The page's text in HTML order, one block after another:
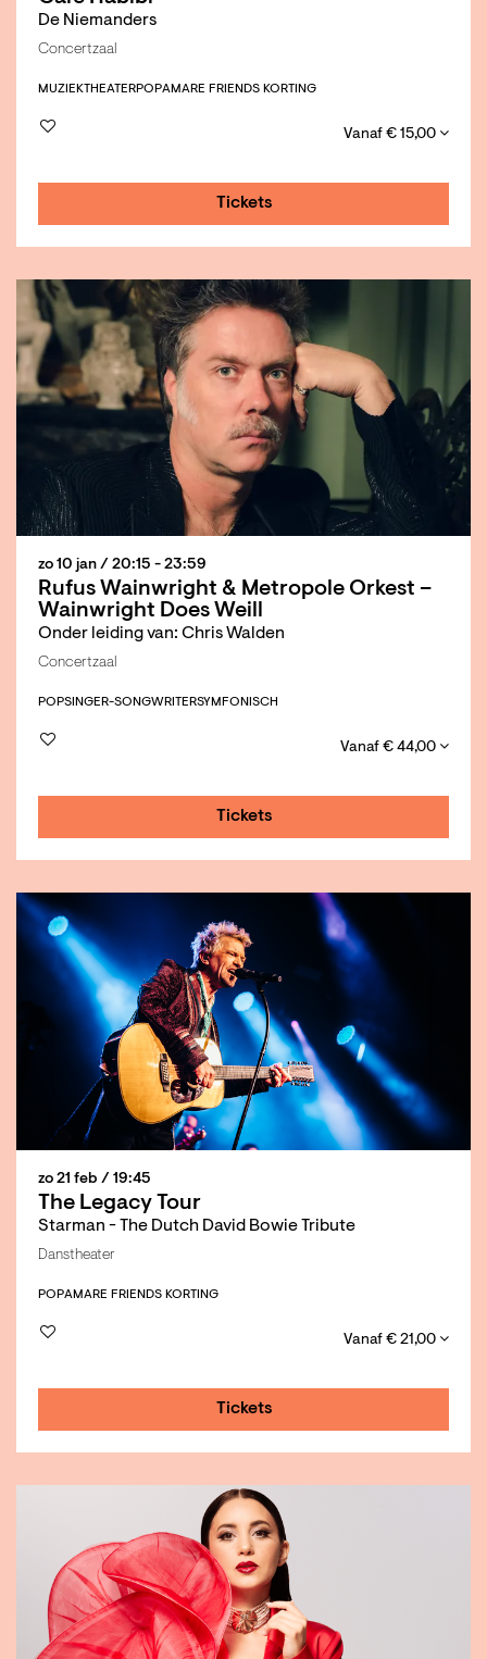
De Niemanders
Concertzaal
MUZIEKTHEATERPOPAMARE FRIENDS KORTING
Vanaf € 15,00
Tickets
Rufus Wainwright & Metropole Orkest –
Wainwright Does Weill
Onder leiding van: Chris Walden
zo 10 jan / 20:15 - 23:59
Concertzaal
POPSINGER-SONGWRITERSYMFONISCH
Vanaf € 44,00
Tickets
The Legacy Tour
Starman - The Dutch David Bowie Tribute
zo 21 feb / 19:45
Danstheater
POPAMARE FRIENDS KORTING
Vanaf € 21,00
Tickets